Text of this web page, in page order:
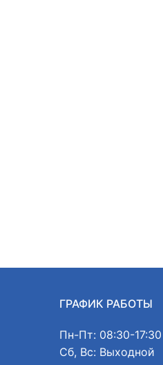
ГРАФИК РАБОТЫ
Пн-Пт: 08:30-17:30
Сб, Вс: Выходной